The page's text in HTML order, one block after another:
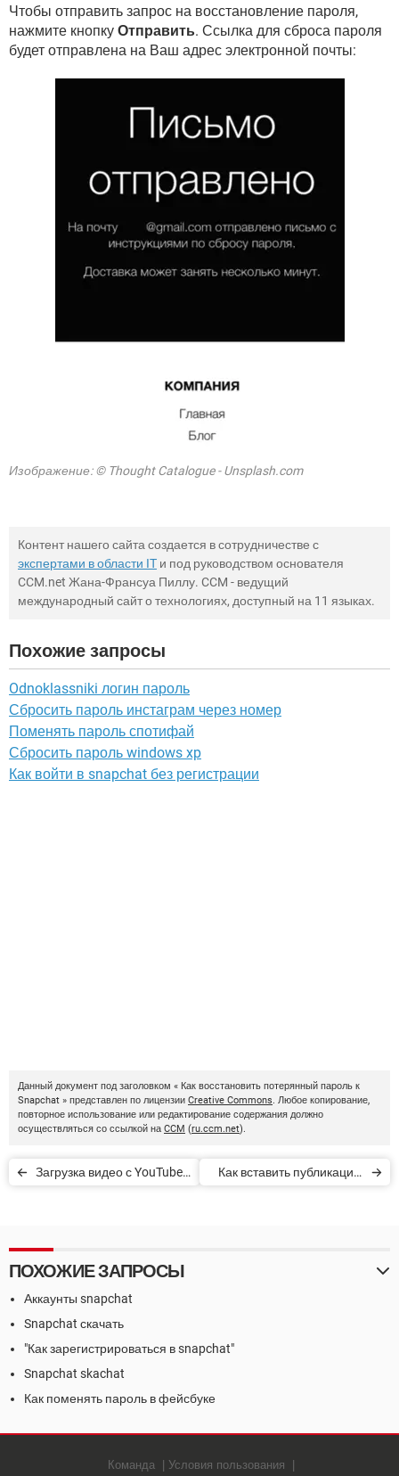
Чтобы отправить запрос на восстановление пароля,
нажмите кнопку Отправить. Ссылка для сброса пароля
будет отправлена на Ваш адрес электронной почты:
Изображение: © Thought Catalogue - Unsplash.com
Контент нашего сайта создается в сотрудничестве с
экспертами в области IT и под руководством основателя
CCM.net Жана-Франсуа Пиллу. CCM - ведущий
международный сайт о технологиях, доступный на 11 языках.
Похожие запросы
Odnoklassniki логин пароль
Сбросить пароль инстаграм через номер
Поменять пароль спотифай
Сбросить пароль windows xp
Как войти в snapchat без регистрации
Данный документ под заголовком « Как восстановить потерянный пароль к
Snapchat » представлен по лицензии Creative Commons. Любое копирование,
повторное использование или редактирование содержания должно
осуществляться со ссылкой на CCM (ru.ccm.net).
Загрузка видео с YouTube
Как вставить публикацию
ПОХОЖИЕ ЗАПРОСЫ
Аккаунты snapchat
Snapchat скачать
"Как зарегистрироваться в snapchat"
Snapchat skachat
Как поменять пароль в фейсбуке
Команда Условия пользования